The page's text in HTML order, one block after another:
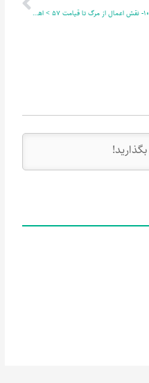
1061- نقش اعمال از مرگ تا قیامت 57 > اهوال قیامت 10